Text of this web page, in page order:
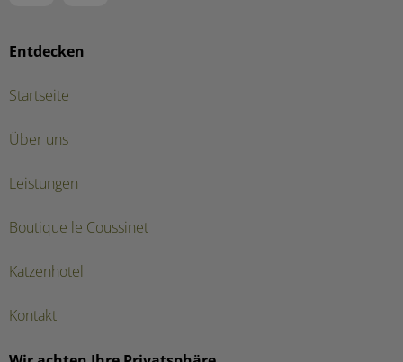
Entdecken
Startseite
Über uns
Leistungen
Boutique le Coussinet
Katzenhotel
Kontakt